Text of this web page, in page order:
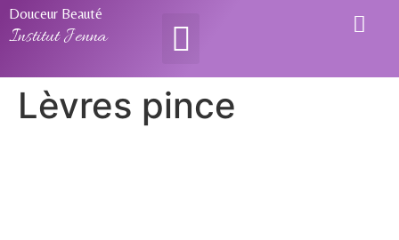
Douceur Beauté
Institut Jenna
Lèvres pince